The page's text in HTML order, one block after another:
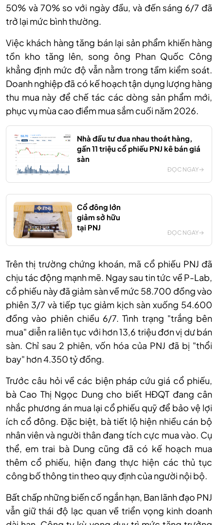
50% và 70% so với ngày đầu, và đến sáng 6/7 đã
trở lại mức bình thường.
Việc khách hàng tăng bán lại sản phẩm khiến hàng
tồn kho tăng lên, song ông Phan Quốc Công
khẳng định mức độ vẫn nằm trong tầm kiểm soát.
Doanh nghiệp đã có kế hoạch tận dụng lượng hàng
thu mua này để chế tác các dòng sản phẩm mới,
phục vụ mùa cao điểm mua sắm cuối năm 2026.
Nhà đầu tư đua nhau thoát hàng,
gần 11 triệu cổ phiếu PNJ kê bán giá
sàn
ĐỌC NGAY
Cổ đông lớn
giảm sở hữu
tại PNJ
ĐỌC NGAY
Trên thị trường chứng khoán, mã cổ phiếu PNJ đã
chịu tác động mạnh mẽ. Ngay sau tin tức về P-Lab,
cổ phiếu này đã giảm sàn về mức 58.700 đồng vào
phiên 3/7 và tiếp tục giảm kịch sàn xuống 54.600
đồng vào phiên chiều 6/7. Tình trạng "trắng bên
mua" diễn ra liên tục với hơn 13,6 triệu đơn vị dư bán
sàn. Chỉ sau 2 phiên, vốn hóa của PNJ đã bị "thổi
bay" hơn 4.350 tỷ đồng.
Trước câu hỏi về các biện pháp cứu giá cổ phiếu,
bà Cao Thị Ngọc Dung cho biết HĐQT đang cân
nhắc phương án mua lại cổ phiếu quỹ để bảo vệ lợi
ích cổ đông. Đặc biệt, bà tiết lộ hiện nhiều cán bộ
nhân viên và người thân đang tích cực mua vào. Cụ
thể, em trai bà Dung cũng đã có kế hoạch mua
thêm cổ phiếu, hiện đang thực hiện các thủ tục
công bố thông tin theo quy định của người nội bộ.
Bất chấp những biến cố ngắn hạn, Ban lãnh đạo PNJ
vẫn giữ thái độ lạc quan về triển vọng kinh doanh